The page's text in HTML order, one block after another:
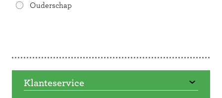
Ouderschap
Klanteservice